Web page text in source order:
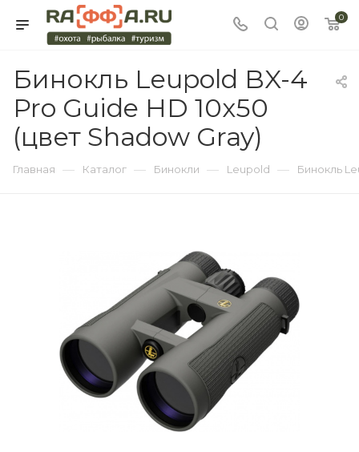
0
Бинокль Leupold BX-4
Pro Guide HD 10x50
(цвет Shadow Gray)
Главная — Каталог — Бинокли — Leupold — Бинокль